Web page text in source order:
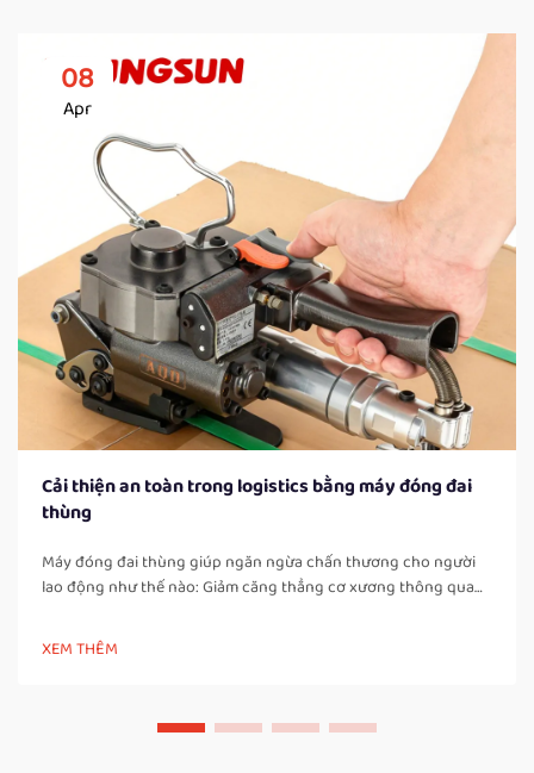
08
Apr
Cải thiện an toàn trong logistics bằng máy đóng đai
thùng
Máy đóng đai thùng giúp ngăn ngừa chấn thương cho người
lao động như thế nào: Giảm căng thẳng cơ xương thông qua
động phải đóng đai thùng bằng tay suốt cả ngày, họ sẽ phải
cúi người nhiều lần, xoay vặn cơ thể và...
XEM THÊM